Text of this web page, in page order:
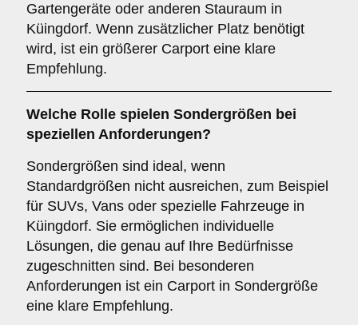
Gartengeräte oder anderen Stauraum in
Küingdorf. Wenn zusätzlicher Platz benötigt
wird, ist ein größerer Carport eine klare
Empfehlung.
Welche Rolle spielen Sondergrößen bei
speziellen Anforderungen?
Sondergrößen sind ideal, wenn
Standardgrößen nicht ausreichen, zum Beispiel
für SUVs, Vans oder spezielle Fahrzeuge in
Küingdorf. Sie ermöglichen individuelle
Lösungen, die genau auf Ihre Bedürfnisse
zugeschnitten sind. Bei besonderen
Anforderungen ist ein Carport in Sondergröße
eine klare Empfehlung.